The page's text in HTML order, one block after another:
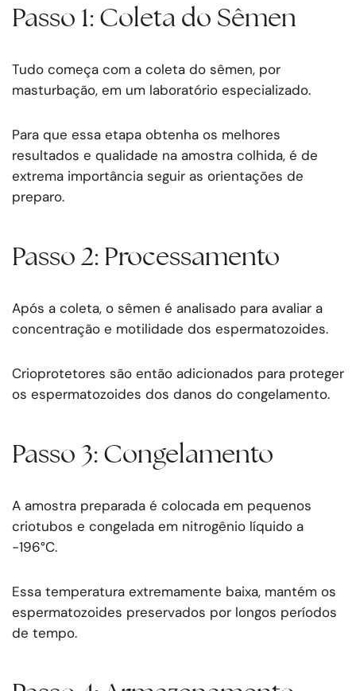
Passo 1: Coleta do Sêmen
Tudo começa com a coleta do sêmen, por
masturbação, em um laboratório especializado.
Para que essa etapa obtenha os melhores
resultados e qualidade na amostra colhida, é de
extrema importância seguir as orientações de
preparo.
Passo 2: Processamento
Após a coleta, o sêmen é analisado para avaliar a
concentração e motilidade dos espermatozoides.
Crioprotetores são então adicionados para proteger
os espermatozoides dos danos do congelamento.
Passo 3: Congelamento
A amostra preparada é colocada em pequenos
criotubos e congelada em nitrogênio líquido a
-196°C.
Essa temperatura extremamente baixa, mantém os
espermatozoides preservados por longos períodos
de tempo.